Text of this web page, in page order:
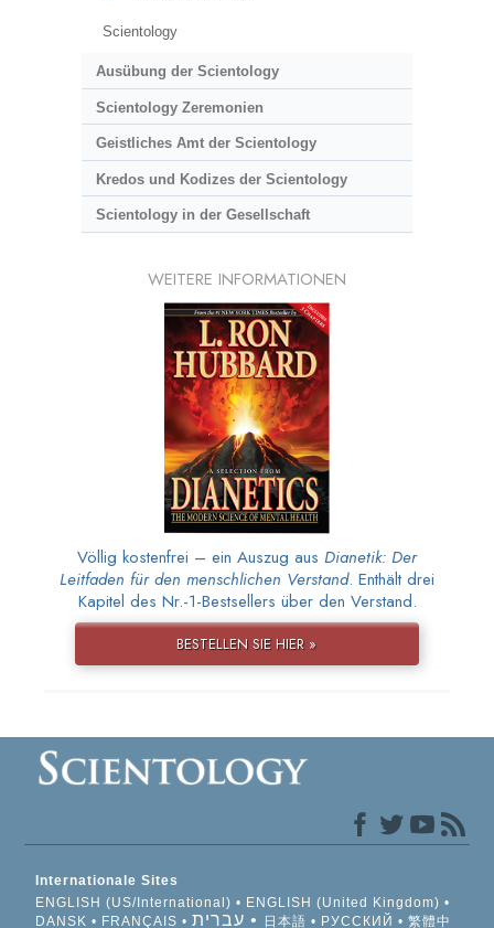
Scientology
Ausübung der Scientology
Scientology Zeremonien
Geistliches Amt der Scientology
Kredos und Kodizes der Scientology
Scientology in der Gesellschaft
WEITERE INFORMATIONEN
Völlig kostenfrei – ein Auszug aus Dianetik: Der
Leitfaden für den menschlichen Verstand. Enthält drei
Kapitel des Nr.-1-Bestsellers über den Verstand.
BESTELLEN SIE HIER »
Internationale Sites
ENGLISH (US/International)
ENGLISH (United Kingdom)
DANSK
FRANÇAIS עברית 日本語 РУССКИЙ 繁體中